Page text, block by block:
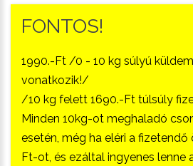
FONTOS!
1990.-Ft /0 - 10 kg súlyú
vonatkozik!/
/10 kg felett 1690.-Ft túlsúly
Minden 10kg-ot meghaladó
esetén, még ha eléri a
Ft-ot, és ezáltal ingyenes lenne